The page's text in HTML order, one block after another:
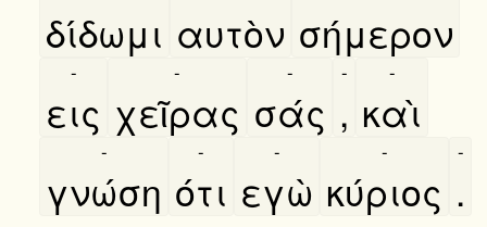
δίδωμι αυτὸν σήμερον
εις
-
χεῖρας
-
σάς
-
,
-
καὶ
-
γνώση
-
ότι
-
εγὼ
-
κύριος
-
.
-